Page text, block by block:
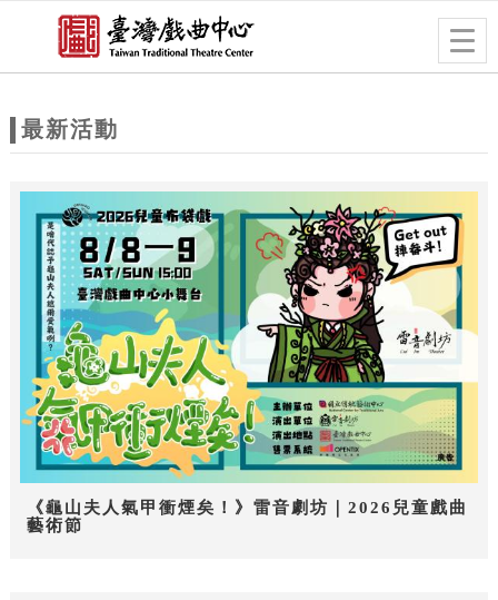
站
題
跳到主要內容
網站導覽
最新活動
《龜山夫人氣甲衝煙矣！》雷音劇坊｜2026兒童戲曲
藝術節